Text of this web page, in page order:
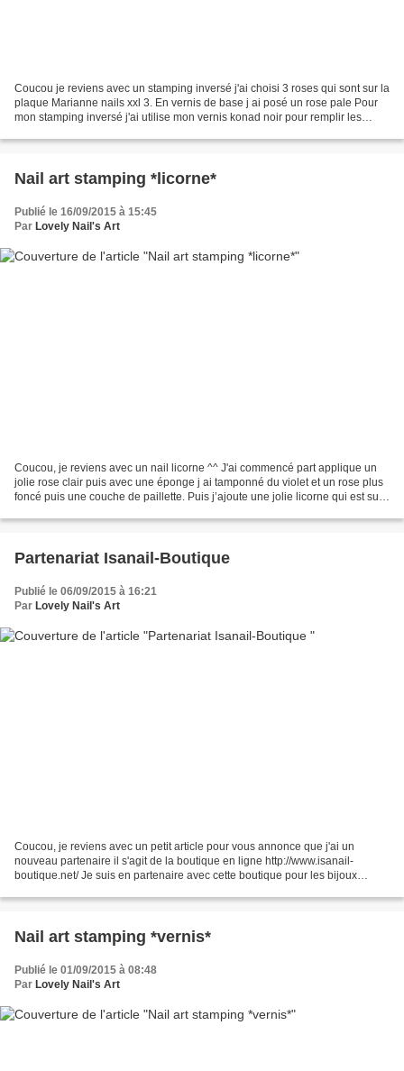
Coucou je reviens avec un stamping inversé j'ai choisi 3 roses qui sont sur la
plaque Marianne nails xxl 3. En vernis de base j ai posé un rose pale Pour
mon stamping inversé j'ai utilise mon vernis konad noir pour remplir les
Nail art stamping *licorne*
Publié le 16/09/2015 à 15:45
Par Lovely Nail's Art
Coucou, je reviens avec un nail licorne ^^ J'ai commencé part applique un
jolie rose clair puis avec une éponge j ai tamponné du violet et un rose plus
foncé puis une couche de paillette. Puis j’ajoute une jolie licorne qui est sur
Partenariat Isanail-Boutique
Publié le 06/09/2015 à 16:21
Par Lovely Nail's Art
Coucou, je reviens avec un petit article pour vous annonce que j'ai un
nouveau partenaire il s'agit de la boutique en ligne http://www.isanail-
boutique.net/ Je suis en partenaire avec cette boutique pour les bijoux
Nail art stamping *vernis*
Publié le 01/09/2015 à 08:48
Par Lovely Nail's Art